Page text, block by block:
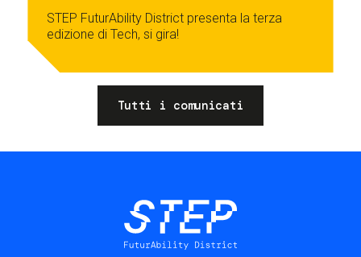
STEP FuturAbility District presenta la terza
edizione di Tech, si gira!
Tutti i comunicati